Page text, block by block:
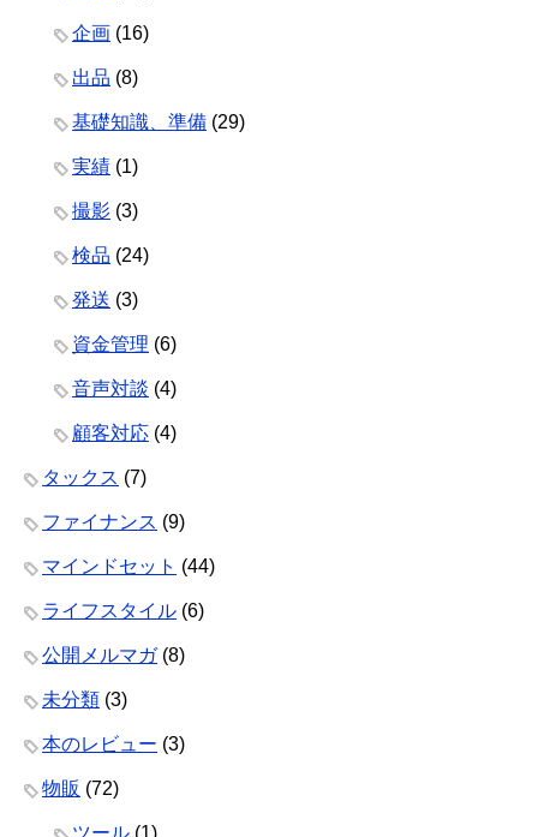
企画 (16)
出品 (8)
基礎知識、準備 (29)
実績 (1)
撮影 (3)
検品 (24)
発送 (3)
資金管理 (6)
音声対談 (4)
顧客対応 (4)
タックス (7)
ファイナンス (9)
マインドセット (44)
ライフスタイル (6)
公開メルマガ(8)
未分類 (3)
本のレビュー (3)
物販 (72)